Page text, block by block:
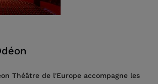
Théâtre de l'Europe accompagne les